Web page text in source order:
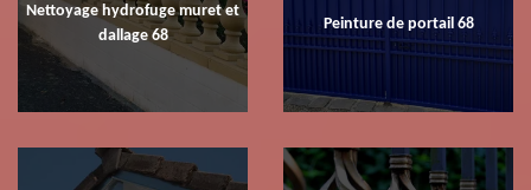
Nettoyage hydrofuge muret et
dallage 68
Peinture de portail 68